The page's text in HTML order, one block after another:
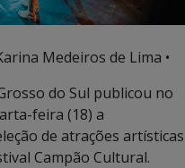
Medeiros de Lima •
do Sul publicou no
feira (18) a
de atrações artísticas
Campão Cultural.